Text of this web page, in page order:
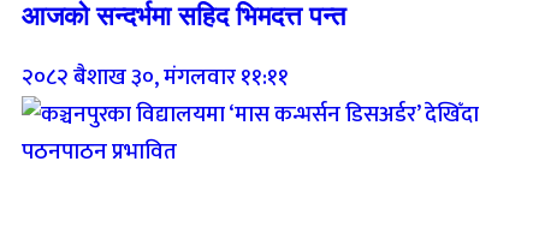
आजको सन्दर्भमा सहिद भिमदत्त पन्त
२०८२ बैशाख ३०, मंगलवार ११:११